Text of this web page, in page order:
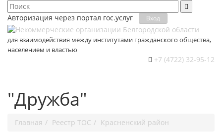
Авторизация через портал гос.уcлуг Вход
для взаимодействия между институтами гражданского общества,
населением и властью
+7 (4722) 32-95-12
"Дружба"
Главная Реестр ТОС Красненский район